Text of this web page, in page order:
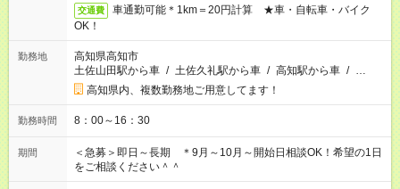
交通費
車通勤可能＊1km＝20円計算 ★車・自転車・バイク
OK！
勤務地
高知県高知市
土佐山田駅から車 / 土佐久礼駅から車 / 高知駅から車 / …
高知県内、複数勤務地ご用意してます！
勤務時間 8：00～16：30
期間
＜急募＞即日～長期 ＊9月～10月～開始日相談OK！希望の1日
をご相談ください＾＾